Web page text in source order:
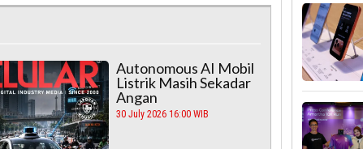
Autonomous AI Mobil
Listrik Masih Sekadar
Angan
30 July 2026 16:00 WIB